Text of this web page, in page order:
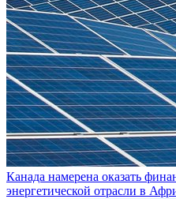
Канада намерена оказать
энергетической отрасли в